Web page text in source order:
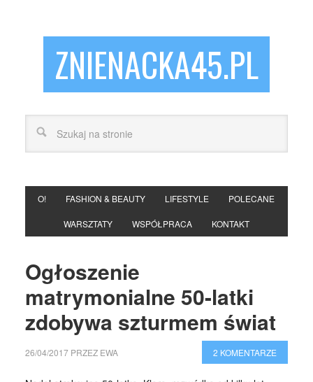
ZNIENACKA45.PL
O! FASHION & BEAUTY LIFESTYLE POLECANE
WARSZTATY WSPÓŁPRACA KONTAKT
Ogłoszenie
matrymonialne 50-latki
zdobywa szturmem świat
26/04/2017PRZEZ EWA 2 KOMENTARZE